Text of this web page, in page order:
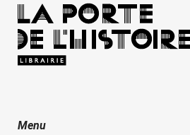
Menu